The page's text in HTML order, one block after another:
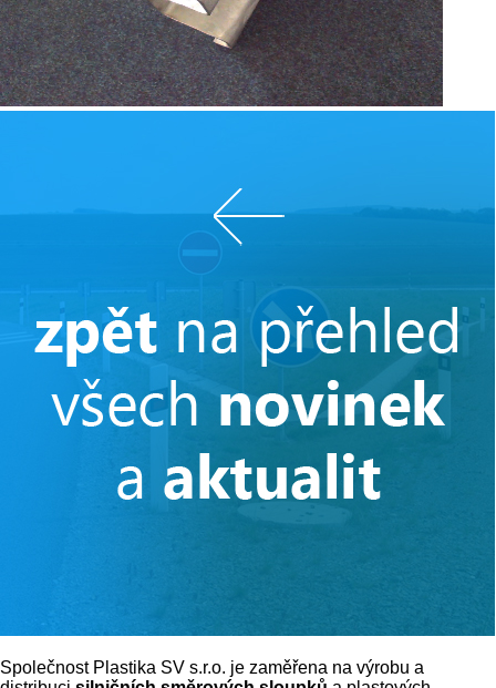
Společnost Plastika SV s.r.o. je zaměřena na výrobu a